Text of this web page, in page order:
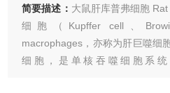
简要描述： 大鼠肝库普弗细胞
细胞（Kupffer cell、
macrophages，亦称为肝巨噬细
细胞，是单核吞噬细胞系统